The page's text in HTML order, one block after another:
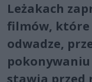
Leżakach
filmów, które
odwadze,